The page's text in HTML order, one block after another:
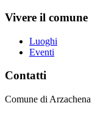
Vivere il comune
Luoghi
Eventi
Contatti
Comune di Arzachena